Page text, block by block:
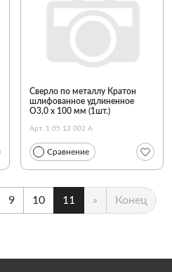
Сверло по металлу Кратон
шлифованное удлиненное
O3,0 х 100 мм (1шт.)
Арт. 1 05 12 002 А
Сравнение
9 10 11 » Конец